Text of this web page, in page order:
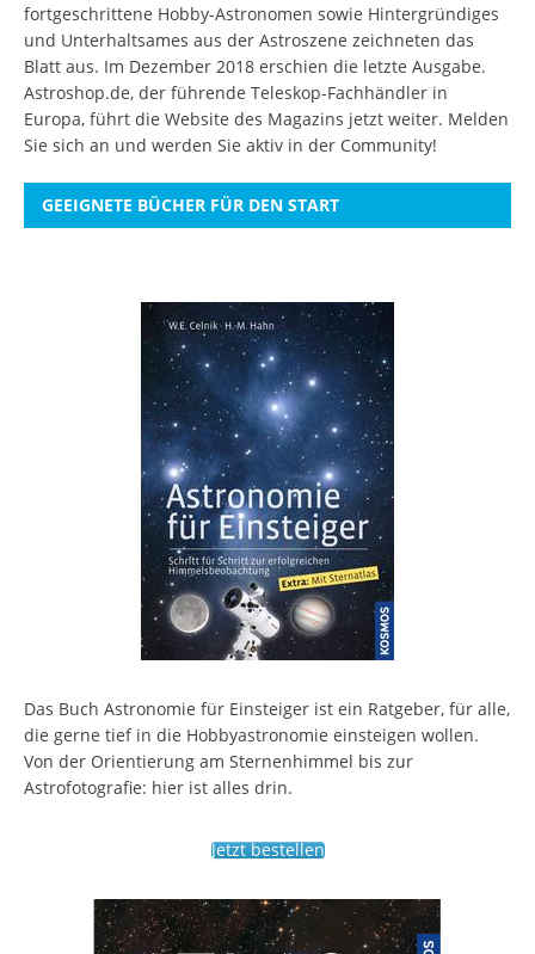
fortgeschrittene Hobby-Astronomen sowie Hintergründiges
und Unterhaltsames aus der Astroszene zeichneten das
Blatt aus. Im Dezember 2018 erschien die letzte Ausgabe.
Astroshop.de, der führende Teleskop-Fachhändler in
Europa, führt die Website des Magazins jetzt weiter. Melden
Sie sich an und werden Sie aktiv in der Community!
GEEIGNETE BÜCHER FÜR DEN START
Das Buch Astronomie für Einsteiger ist ein Ratgeber, für alle,
die gerne tief in die Hobbyastronomie einsteigen wollen.
Von der Orientierung am Sternenhimmel bis zur
Astrofotografie: hier ist alles drin.
Jetzt bestellen